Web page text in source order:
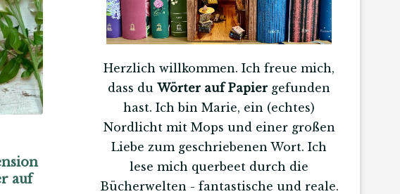
auf
Herzlich willkommen. Ich freue mich,
dass du Wörter auf Papiergefunden
hast. Ich bin Marie, ein (echtes)
Nordlicht mit Mops und einer großen
Liebe zum geschriebenen Wort. Ich
lese mich querbeet durch die
Bücherwelten - fantastische und reale.